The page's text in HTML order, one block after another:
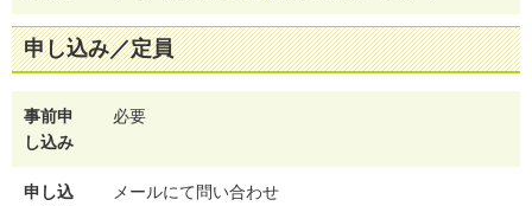
申し込み／定員
事前申
し込み
必要
申し込
メールにて問い合わせ